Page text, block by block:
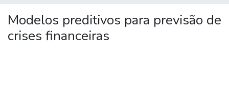
Modelos preditivos para previsão de
crises financeiras